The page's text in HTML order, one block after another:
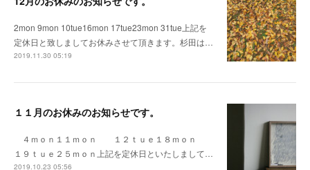
2mon 9mon 10tue16mon 17tue23mon 31tue上記を
定休日と致しましてお休みさせて頂きます。杉田は…
2019.11.30 05:19
１１月のお休みのお知らせです。
４ｍｏｎ１１ｍｏｎ １２ｔｕｅ１８ｍｏｎ
１９ｔｕｅ２５ｍｏｎ上記を定休日といたしまして…
2019.10.23 05:56